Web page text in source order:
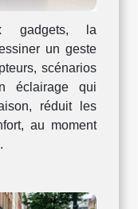
gadgets, la
un geste
scénarios
éclairage qui
réduit les
au moment